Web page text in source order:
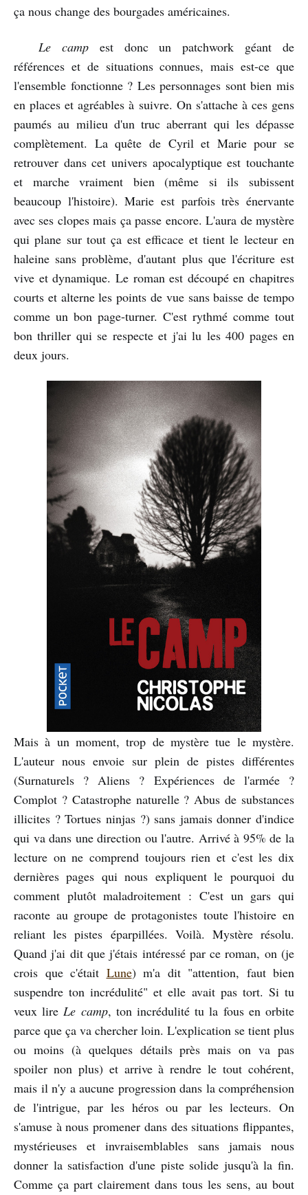
ça nous change des bourgades américaines.
Le campest donc un patchwork géant de
références et de situations connues, mais est-ce que
l'ensemble fonctionne ? Les personnages sont bien mis
en places et agréables à suivre. On s'attache à ces gens
paumés au milieu d'un truc aberrant qui les dépasse
complètement. La quête de Cyril et Marie pour se
retrouver dans cet univers apocalyptique est touchante
et marche vraiment bien (même si ils subissent
beaucoup l'histoire). Marie est parfois très énervante
avec ses clopes mais ça passe encore. L'aura de mystère
qui plane sur tout ça est efficace et tient le lecteur en
haleine sans problème, d'autant plus que l'écriture est
vive et dynamique. Le roman est découpé en chapitres
courts et alterne les points de vue sans baisse de tempo
comme un bon page-turner. C'est rythmé comme tout
bon thriller qui se respecte et j'ai lu les 400 pages en
deux jours.
Mais à un moment, trop de mystère tue le mystère.
L'auteur nous envoie sur plein de pistes différentes
(Surnaturels ? Aliens ? Expériences de l'armée ?
Complot ? Catastrophe naturelle ? Abus de substances
illicites ? Tortues ninjas ?) sans jamais donner d'indice
qui va dans une direction ou l'autre. Arrivé à 95% de la
lecture on ne comprend toujours rien et c'est les dix
dernières pages qui nous expliquent le pourquoi du
comment plutôt maladroitement : C'est un gars qui
raconte au groupe de protagonistes toute l'histoire en
reliant les pistes éparpillées. Voilà. Mystère résolu.
Quand j'ai dit que j'étais intéressé par ce roman, on (je
crois que c'était Lune) m'a dit "attention, faut bien
suspendre ton incrédulité" et elle avait pas tort. Si tu
veux lireLe camp, ton incrédulité tu la fous en orbite
parce que ça va chercher loin. L'explication se tient plus
ou moins (à quelques détails près mais on va pas
spoiler non plus) et arrive à rendre le tout cohérent,
mais il n'y a aucune progression dans la compréhension
de l'intrigue, par les héros ou par les lecteurs. On
s'amuse à nous promener dans des situations flippantes,
mystérieuses et invraisemblables sans jamais nous
donner la satisfaction d'une piste solide jusqu'à la fin.
Comme ça part clairement dans tous les sens, au bout